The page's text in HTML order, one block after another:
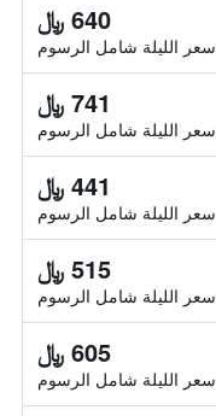
640 ﷼
سعر الليلة شامل الرسوم
741 ﷼
سعر الليلة شامل الرسوم
441 ﷼
سعر الليلة شامل الرسوم
515 ﷼
سعر الليلة شامل الرسوم
605 ﷼
سعر الليلة شامل الرسوم